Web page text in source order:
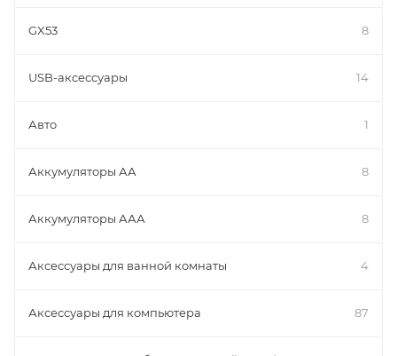
GX53 8
USB-аксессуары 14
Авто 1
Аккумуляторы АА 8
Аккумуляторы ААА 8
Аксессуары для ванной комнаты 4
Аксессуары для компьютера 87